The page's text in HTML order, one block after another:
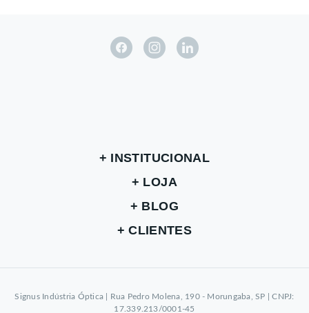
INSTITUCIONAL
LOJA
BLOG
CLIENTES
Signus Indústria Óptica | Rua Pedro Molena, 190 - Morungaba, SP | CNPJ:
17.339.213/0001-45